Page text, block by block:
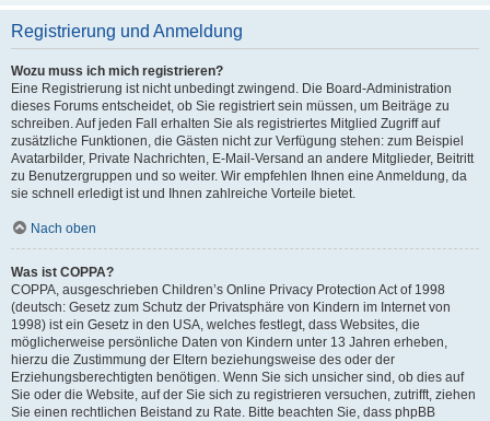
Registrierung und Anmeldung
Wozu muss ich mich registrieren?
Eine Registrierung ist nicht unbedingt zwingend. Die Board-Administration
dieses Forums entscheidet, ob Sie registriert sein müssen, um Beiträge zu
schreiben. Auf jeden Fall erhalten Sie als registriertes Mitglied Zugriff auf
zusätzliche Funktionen, die Gästen nicht zur Verfügung stehen: zum Beispiel
Avatarbilder, Private Nachrichten, E-Mail-Versand an andere Mitglieder, Beitritt
zu Benutzergruppen und so weiter. Wir empfehlen Ihnen eine Anmeldung, da
sie schnell erledigt ist und Ihnen zahlreiche Vorteile bietet.
Nach oben
Was ist COPPA?
COPPA, ausgeschrieben Children’s Online Privacy Protection Act of 1998
(deutsch: Gesetz zum Schutz der Privatsphäre von Kindern im Internet von
1998) ist ein Gesetz in den USA, welches festlegt, dass Websites, die
möglicherweise persönliche Daten von Kindern unter 13 Jahren erheben,
hierzu die Zustimmung der Eltern beziehungsweise des oder der
Erziehungsberechtigten benötigen. Wenn Sie sich unsicher sind, ob dies auf
Sie oder die Website, auf der Sie sich zu registrieren versuchen, zutrifft, ziehen
Sie einen rechtlichen Beistand zu Rate. Bitte beachten Sie, dass phpBB